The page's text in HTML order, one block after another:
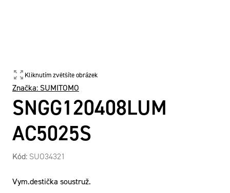
Kliknutím zvětšíte obrázek
SNGG120408LUM
AC5025S
Značka: SUMITOMO
Kód: SUO34321
Vym.destička soustruž.